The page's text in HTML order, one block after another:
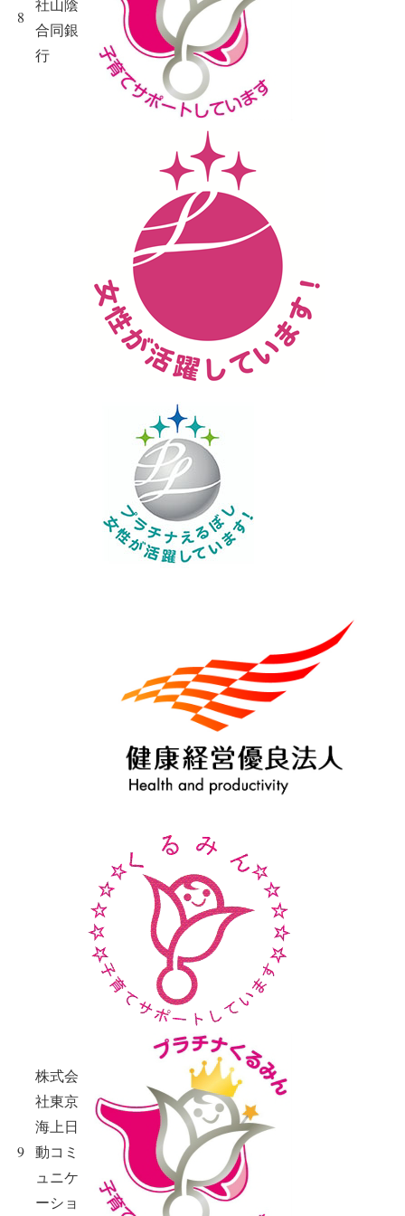
8
社山陰
合同銀
行
9
株式会
社東京
海上日
動コミ
ュニケ
ーショ